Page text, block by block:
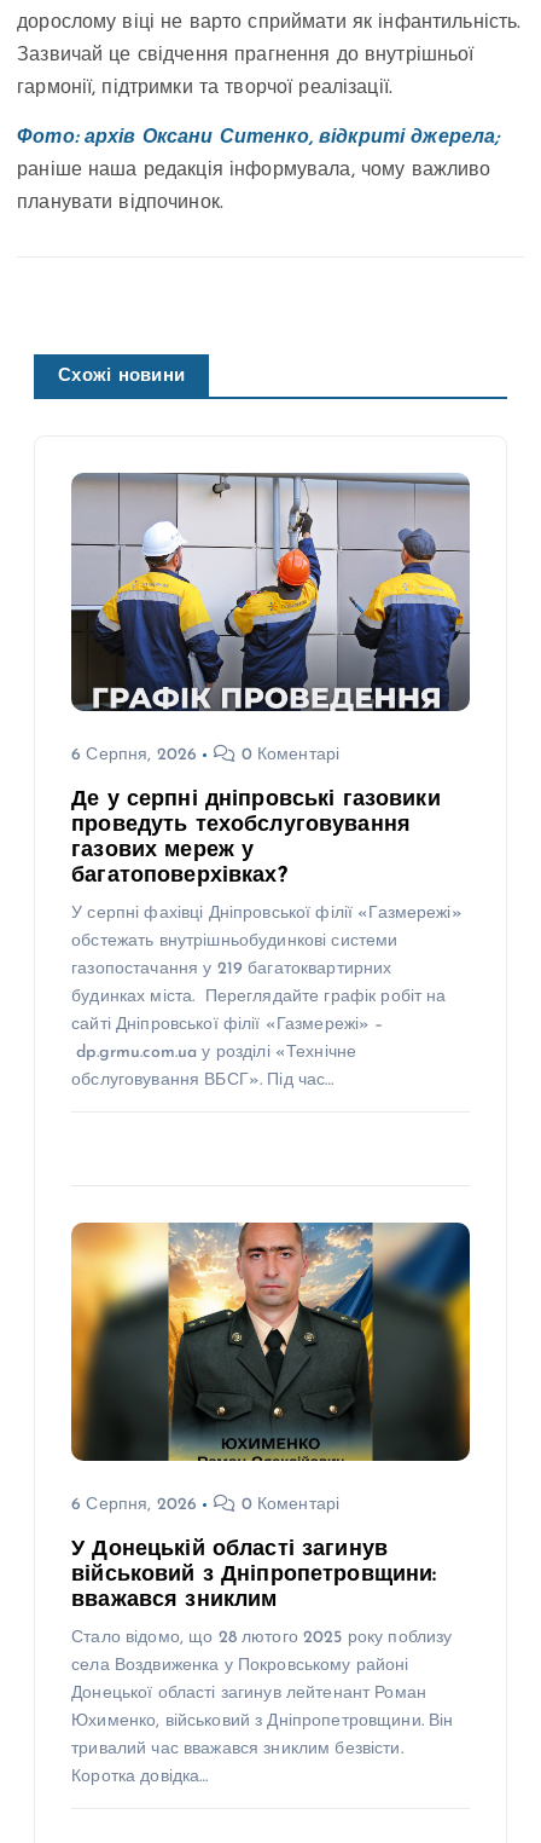
дорослому віці не варто сприймати як інфантильність.
Зазвичай це свідчення прагнення до внутрішньої
гармонії, підтримки та творчої реалізації.
Фото: архів Оксани Ситенко, відкриті джерела;
раніше наша редакція інформувала, чому важливо
планувати відпочинок.
Схожі новини
6 Серпня, 2026 0 Коментарі
Де у серпні дніпровські газовики
проведуть техобслуговування
газових мереж у
багатоповерхівках?
У серпні фахівці Дніпровської філії «Газмережі»
обстежать внутрішньобудинкові системи
газопостачання у 219 багатоквартирних
будинках міста. Переглядайте графік робіт на
сайті Дніпровської філії «Газмережі» –
dp.grmu.com.ua у розділі «Технічне
обслуговування ВБСГ». Під час…
6 Серпня, 2026 0 Коментарі
У Донецькій області загинув
військовий з Дніпропетровщини:
вважався зниклим
Стало відомо, що 28 лютого 2025 року поблизу
села Воздвиженка у Покровському районі
Донецької області загинув лейтенант Роман
Юхименко, військовий з Дніпропетровщини. Він
тривалий час вважався зниклим безвісти.
Коротка довідка…